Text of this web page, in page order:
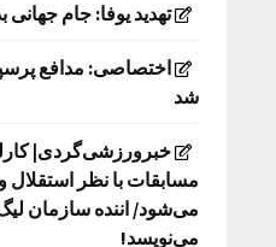
تهدید یوفا: جام
اختصاصی: مدافع
شد
خبرورزشی‌گردی|
مسابقات با نظر
می‌شود/ اننده سازمان لیگ
می‌نویسد!